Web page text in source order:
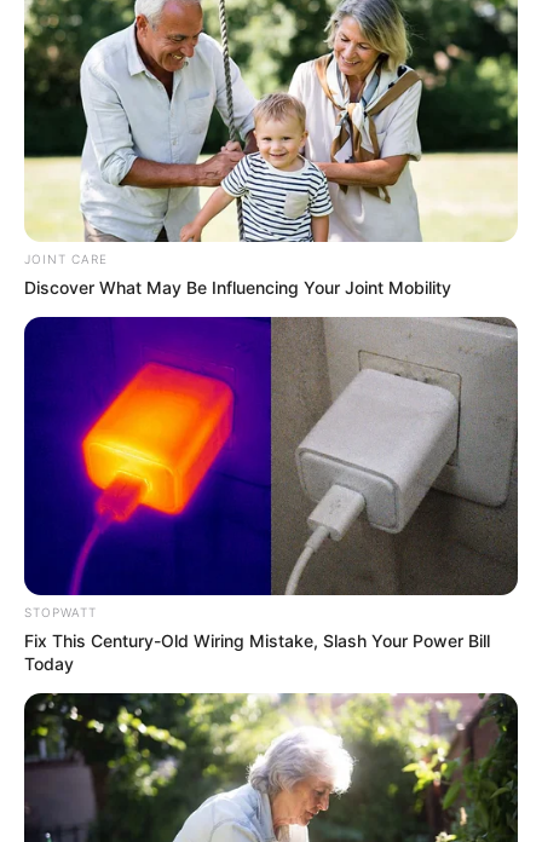
เรื่องอื่นๆ ที่น่าสนใจ
หยุดเชื้อเพื่อชาติ มาจัดฮวงจุ้ยสู้โควิด!! กันครับ
20 เม.ย. 2020
อ.คฑา ชินบัญชรทัก 3 ราศี มีเกณฑ์เดินทางไกลแล้วได้โชค
5 ม.ค. 2020
JOINT CARE
Discover What May Be Influencing Your Joint Mobility
STOPWATT
Fix This Century-Old Wiring Mistake, Slash Your Power Bill
Today